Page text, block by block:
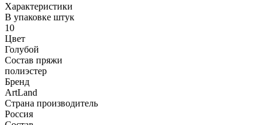
Характеристики
В упаковке штук
10
Цвет
Голубой
Состав пряжи
полиэстер
Бренд
ArtLand
Страна производитель
Россия